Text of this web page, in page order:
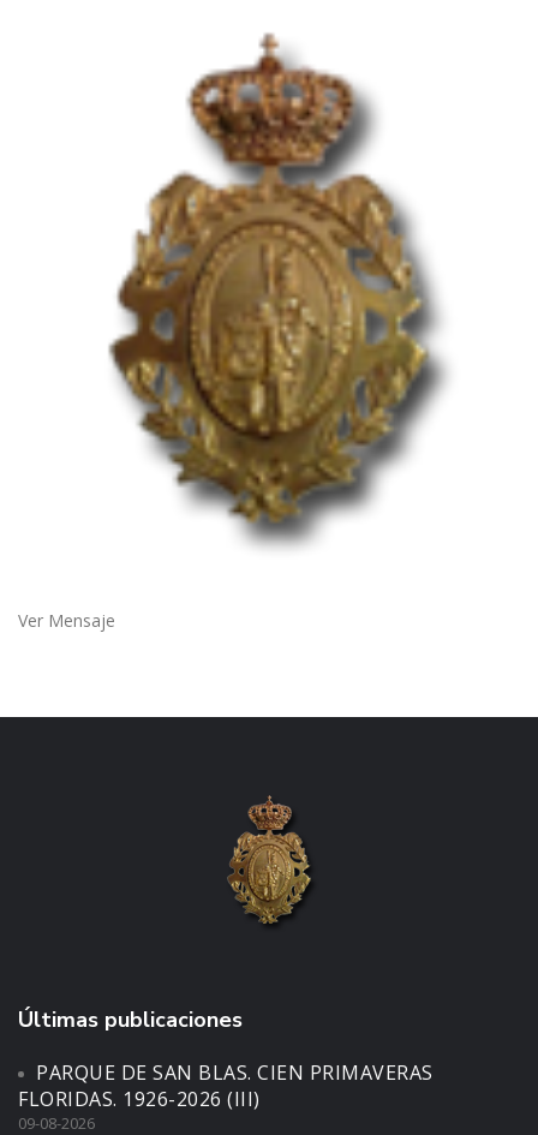
Ver Mensaje
Últimas publicaciones
PARQUE DE SAN BLAS. CIEN PRIMAVERAS
FLORIDAS. 1926-2026 (III)
09-08-2026